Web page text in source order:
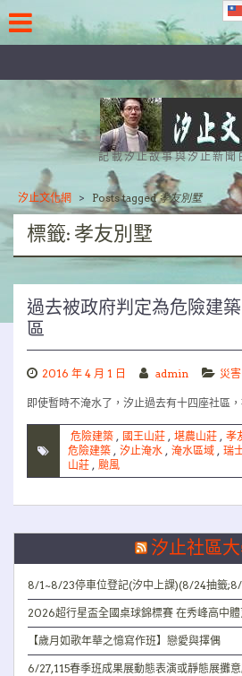
to
content
記載汐止故事與汐止新聞
汐止文化網 > Posts tagged孝友別墅
標籤: 孝友別墅
過去被政府判定為危險建
區
2016 年 4 月 1 日 admin 災害
即使暫時不淹水了，汐止過去有十四座社區
危險建築 , 國王山莊 , 堪農山莊 , 孝
危險建築 , 汐止淹水 , 淹水區域 , 瑞
山莊 , 颱風
汐止社區
8/1~8/23停車位登記(汐中上課)(8/24抽籤
2026超行星盃全國桌球錦標賽 在秀峰高中
【歲月如歌年華之憶寫作班】戀愛與擇偶
6/27,115春季班成果展動態表演或靜態展攤